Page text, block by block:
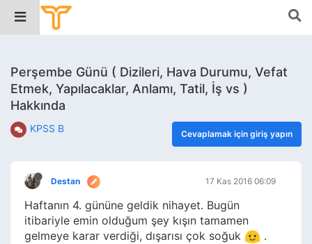
Perşembe Günü ( Dizileri, Hava Durumu, Vefat
Etmek, Yapılacaklar, Anlamı, Tatil, İş vs )
Hakkında
KPSS B Cevaplamak için giriş yapın
Destan 17 Kas 2016 06:09
Haftanın 4. gününe geldik nihayet. Bugün
itibariyle emin olduğum şey kışın tamamen
gelmeye karar verdiği, dışarısı çok soğuk
.